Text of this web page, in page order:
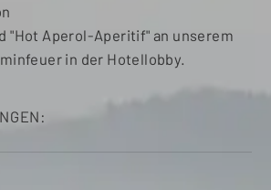
"Hot Aperol-Aperitif" an unserem
in der Hotellobby.